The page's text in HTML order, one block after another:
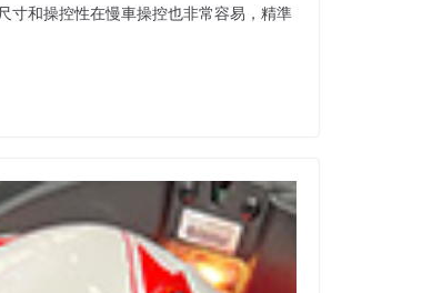
寸和操控性在慢車操控也非常容易，精準